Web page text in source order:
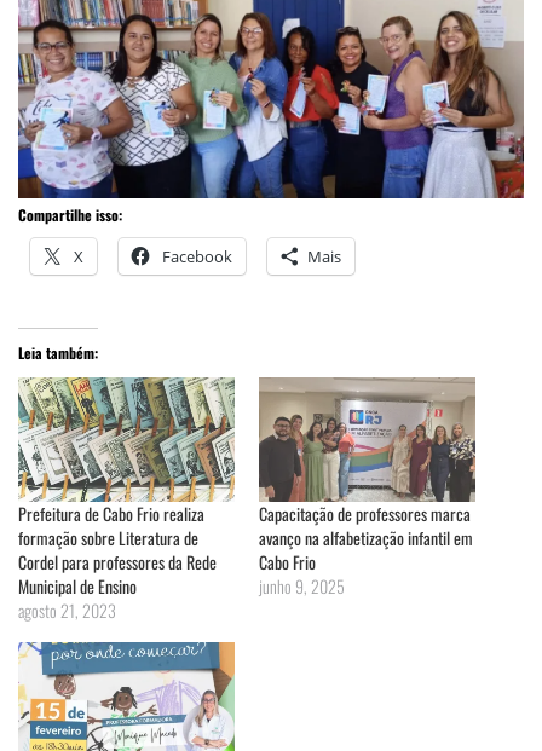
Compartilhe isso:
X Facebook Mais
Leia também:
Prefeitura de Cabo Frio realiza
formação sobre Literatura de
Cordel para professores da Rede
Municipal de Ensino
agosto 21, 2023
Capacitação de professores marca
avanço na alfabetização infantil em
Cabo Frio
junho 9, 2025